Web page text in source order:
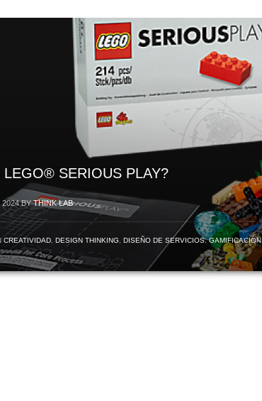
LEGO® SERIOUS PLAY?
2024 BYTHINK LAB
CREATIVIDAD DESIGN THINKING DISEÑO DE SERVICIOS,GAMIFICACIÓN